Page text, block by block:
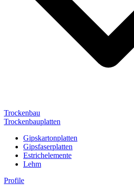
Trockenbau
Trockenbauplatten
Gipskartonplatten
Gipsfaserplatten
Estrichelemente
Lehm
Profile